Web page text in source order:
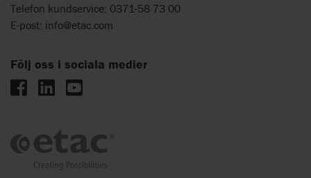
Telefon kundservice: 0371-58 73 00
E-post: info@etac.com
Följ oss i sociala medier